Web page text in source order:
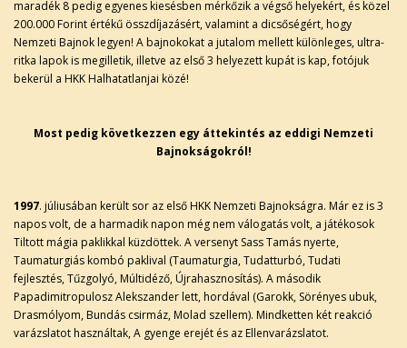
maradék 8 pedig egyenes kiesésben mérkőzik a végső helyekért, és közel
200.000 Forint értékű összdíjazásért, valamint a dicsőségért, hogy
Nemzeti Bajnok legyen! A bajnokokat a jutalom mellett különleges, ultra-
ritka lapok is megilletik, illetve az első 3 helyezett kupát is kap, fotójuk
bekerül a HKK Halhatatlanjai közé!
Most pedig következzen egy áttekintés az eddigi Nemzeti
Bajnokságokról!
1997. júliusában került sor az első HKK Nemzeti Bajnokságra. Már ez is 3
napos volt, de a harmadik napon még nem válogatás volt, a játékosok
Tiltott mágia paklikkal küzdöttek. A versenyt Sass Tamás nyerte,
Taumaturgiás kombó paklival (Taumaturgia, Tudatturbó, Tudati
fejlesztés, Tűzgolyó, Múltidéző, Újrahasznosítás). A második
Papadimitropulosz Alekszander lett, hordával (Garokk, Sörényes ubuk,
Drasmólyom, Bundás csirmáz, Molad szellem). Mindketten két reakció
varázslatot használtak, A gyenge erejét és az Ellenvarázslatot.